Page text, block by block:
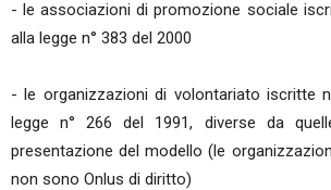
- le associazioni di promozione sociale
alla legge n° 383 del 2000
- le organizzazioni di volontariato iscritte
legge n° 266 del 1991, diverse da
presentazione del modello (le
non sono Onlus di diritto)